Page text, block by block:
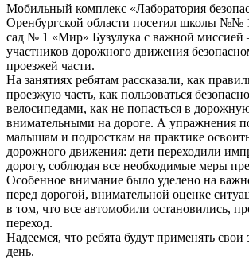
Мобильный комплекс «Лаборатория
Оренбургской области посетил школы №№
сад № 1 «Мир» Бузулука с важной миссией
участников дорожного движения
проезжей части.
На занятиях ребятам рассказали, как
проезжую часть, как пользоваться
велосипедами, как не попасться в
внимательными на дороге. А упражнения
малышам и подросткам на практике
дорожного движения: дети переходили
дорогу, соблюдая все необходимые меры
Особенное внимание было уделено на
перед дорогой, внимательной оценке
в том, что все автомобили остановились,
переход.
Надеемся, что ребята будут применять
день.